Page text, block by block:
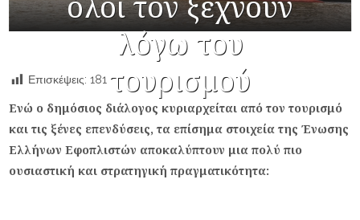
λόγω του
τουρισμού
Επισκέψεις: 181
Ενώ ο δημόσιος διάλογος κυριαρχείται από τον τουρισμό
και τις ξένες επενδύσεις, τα επίσημα στοιχεία της Ένωσης
Ελλήνων Εφοπλιστών αποκαλύπτουν μια πολύ πιο
ουσιαστική και στρατηγική πραγματικότητα: